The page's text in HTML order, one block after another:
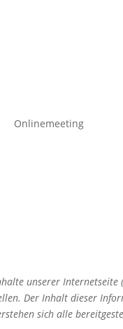
Onlinemeeting
unserer
Der Inhalt dieser
sich alle